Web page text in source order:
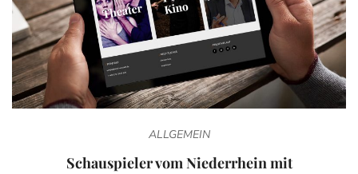
ALLGEMEIN
Schauspieler vom Niederrhein mit